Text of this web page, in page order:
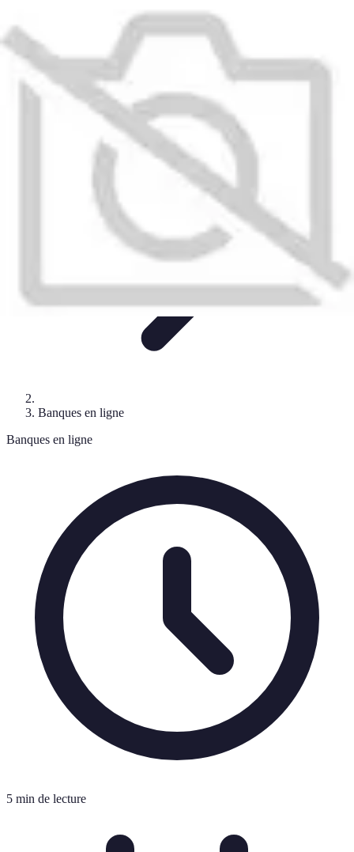
Prêts et Crédits
Crédits et Emprunts
financière
Crédits et Financements
Conseil Banque
Banques en ligne
Banques en ligne
5 min de lecture